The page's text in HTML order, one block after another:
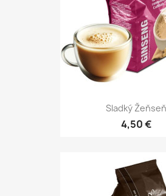
Sladký Žeňseň
4,50 €